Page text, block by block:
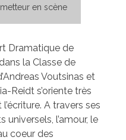
en scène
Dramatique de
la Classe de
Voutsinas et
Reidt s’oriente très
A travers ses
l’amour, le
coeur des